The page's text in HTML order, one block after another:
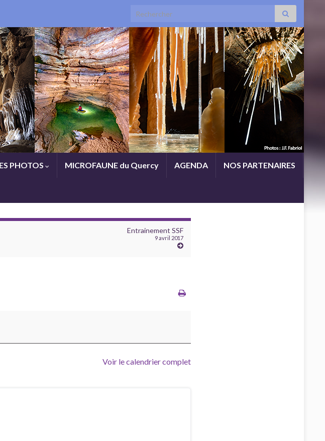
Search for:
PHOTOS MICROFAUNE du Quercy AGENDA NOS PARTENAIRES
Entrainement SSF
9 avril 2017
Voir le calendrier complet